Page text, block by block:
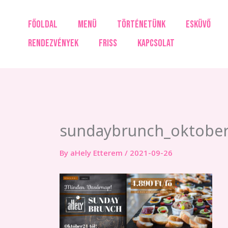
FŐOLDAL MENÜ TÖRTÉNETÜNK
ESKÜVŐ
RENDEZVÉNYEK
FRISS KAPCSOLAT
By aHely Etterem / 2021-09-26